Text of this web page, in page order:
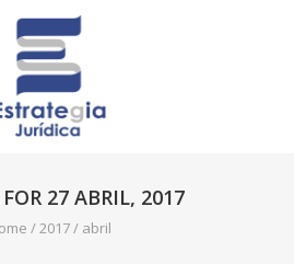
27 ABRIL, 2017
/2017/ abril